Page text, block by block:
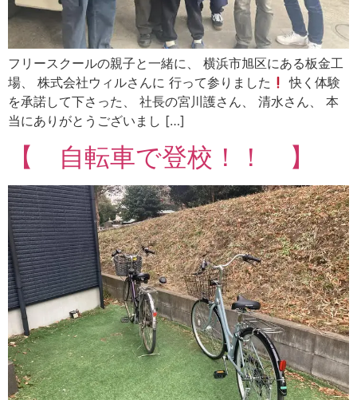
フリースクールの親子と一緒に、 横浜市旭区にある板金工
場、 株式会社ウィルさんに 行って参りました
快く体験
を承諾して下さった、 社長の宮川護さん、 清水さん、 本
当にありがとうございまし […]
【 自転車で登校！！ 】